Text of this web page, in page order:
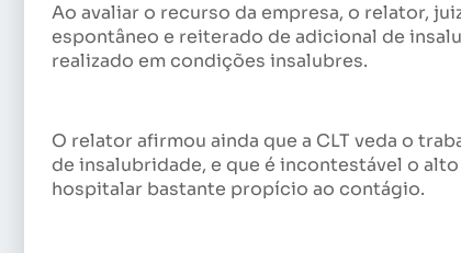
Ao avaliar o recurso da empresa, o relator,
espontâneo e reiterado de adicional de
realizado em condições insalubres.
O relator afirmou ainda que a CLT veda o
de insalubridade, e que é incontestável o
hospitalar bastante propício ao contágio.